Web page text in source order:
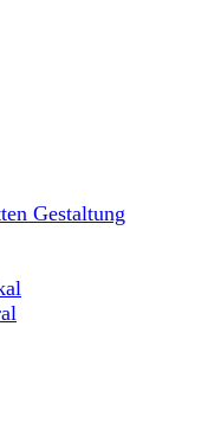
Gestaltung